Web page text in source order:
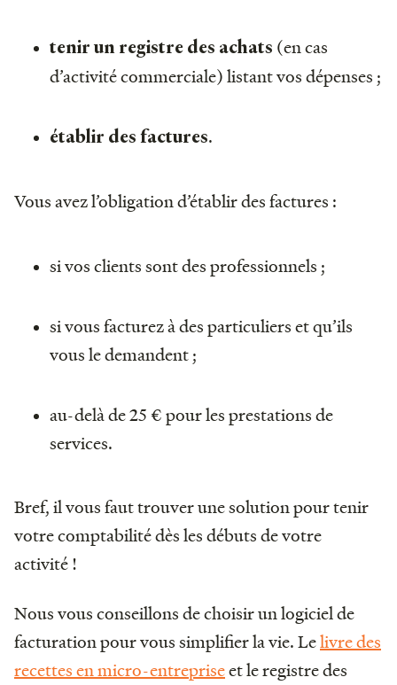
tenir un registre des achats (en cas
d’activité commerciale) listant vos dépenses ;
établir des factures.
Vous avezl’obligation d’établir des factures :
si vos clients sont des professionnels ;
si vous facturez à des particuliers et qu’ils
vous le demandent ;
au-delà de 25 € pour les prestations de
services.
Bref, il vous faut trouver une solution pour tenir
votre comptabilité dès les débuts de votre
activité !
Nous vous conseillons de choisir un logiciel de
facturation pour vous simplifier la vie. Lelivre des
recettes en micro-entrepriseet le registre des